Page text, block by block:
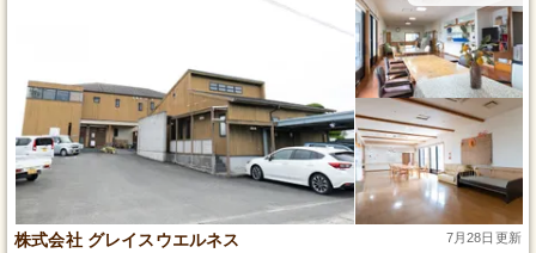
株式会社 グレイスウエルネス 7月28日更新